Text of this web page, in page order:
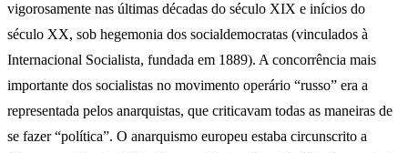
vigorosamente nas últimas décadas do século XIX e inícios do
século XX, sob hegemonia dos socialdemocratas (vinculados à
Internacional Socialista, fundada em 1889). A concorrência mais
importante dos socialistas no movimento operário “russo” era a
representada pelos anarquistas, que criticavam todas as maneiras de
se fazer “política”. O anarquismo europeu estaba circunscrito a